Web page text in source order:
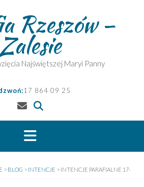
Rzeszów –
Zalesie
Najświętszej Maryi Panny
17 864 09 25
> BLOG > INTENCJE > INTENCJE PARAFIALNE 17-